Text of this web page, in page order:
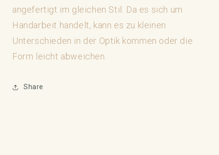
angefertigt im gleichen Stil. Da es sich um
Handarbeit handelt, kann es zu kleinen
Unterschieden in der Optik kommen oder die
Form leicht abweichen.
Share